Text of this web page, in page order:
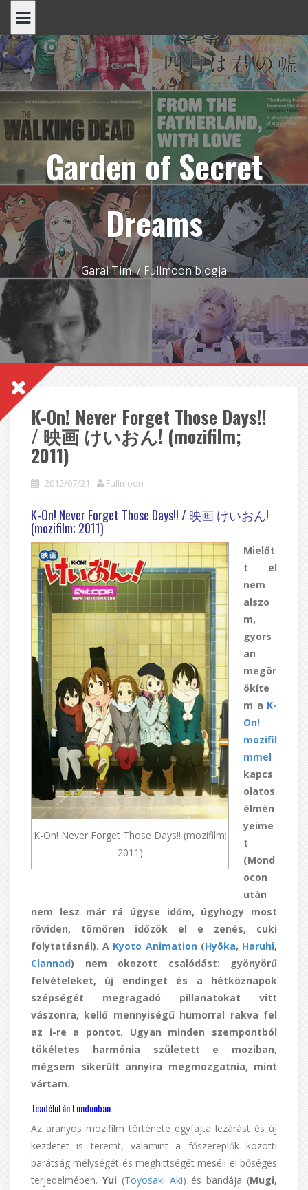
content
Garden of Secret
Dreams
Garai Timi / Fullmoon blogja
K-On! Never Forget Those Days!!
/ 映画 けいおん! (mozifilm;
2011)
2012/07/21 Fullmoon
K-On! Never Forget Those Days!! / 映画 けいおん!
(mozifilm; 2011)
K-On! Never Forget Those Days!! (mozifilm;
2011)
Mielőt
t el
nem
alszo
m,
gyors
an
megör
ökíte
m a K-
On!
mozifil
mmel
kapcs
olatos
élmén
yeime
t
(Mond
ocon
után
nem lesz már rá úgyse időm, úgyhogy most
röviden, tömören időzök el e zenés, cuki
folytatásnál). A Kyoto Animation(Hyōka, Haruhi,
Clannad) nem okozott csalódást: gyönyörű
felvételeket, új endinget és a hétköznapok
szépségét megragadó pillanatokat vitt
vászonra, kellő mennyiségű humorral rakva fel
az i-re a pontot. Ugyan minden szempontból
tökéletes harmónia született e moziban,
mégsem sikerült annyira megmozgatnia, mint
vártam.
Teadélután Londonban
Az aranyos mozifilm története egyfajta lezárást és új
kezdetet is teremt, valamint a főszereplők közötti
barátság mélységét és meghittségét meséli el bőséges
terjedelmében. Yui (Toyosaki Aki) és bandája (Mugi,